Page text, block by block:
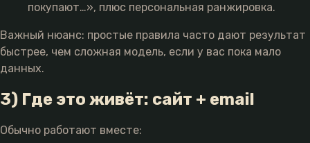
покупают…», плюс персональная ранжировка.
Важный нюанс: простые правила часто дают результат
быстрее, чем сложная модель, если у вас пока мало
данных.
3) Где это живёт: сайт + email
Обычно работают вместе: